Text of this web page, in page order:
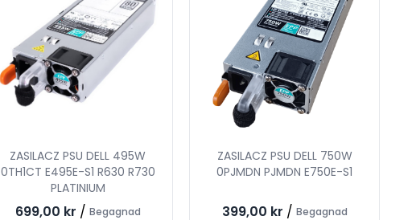
ZASILACZ PSU DELL 495W
0TH1CT E495E-S1 R630 R730
PLATINIUM
699,00 kr / Begagnad
ZASILACZ PSU DELL 750W
0PJMDN PJMDN E750E-S1
399,00 kr / Begagnad